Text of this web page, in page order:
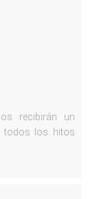
recibirán un
todos los hitos